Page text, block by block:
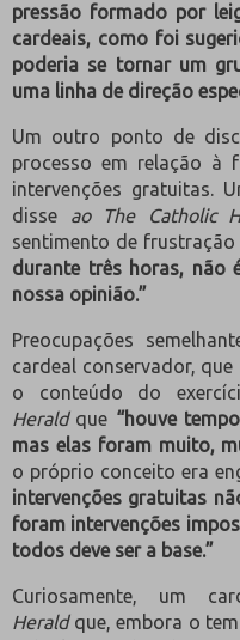
pressão formado por
cardeais, como foi
poderia se tornar um
uma linha de direção
Um outro ponto de
processo em relação à
intervenções gratuitas.
disse ao The Catholic
sentimento de
durante três horas, não
nossa opinião.”
Preocupações
cardeal conservador,
o conteúdo do
Heraldque “houve
mas elas foram muito,
o próprio conceito era
intervenções gratuitas
foram intervenções
todos deve ser a base.”
Curiosamente, um
Heraldque, embora o